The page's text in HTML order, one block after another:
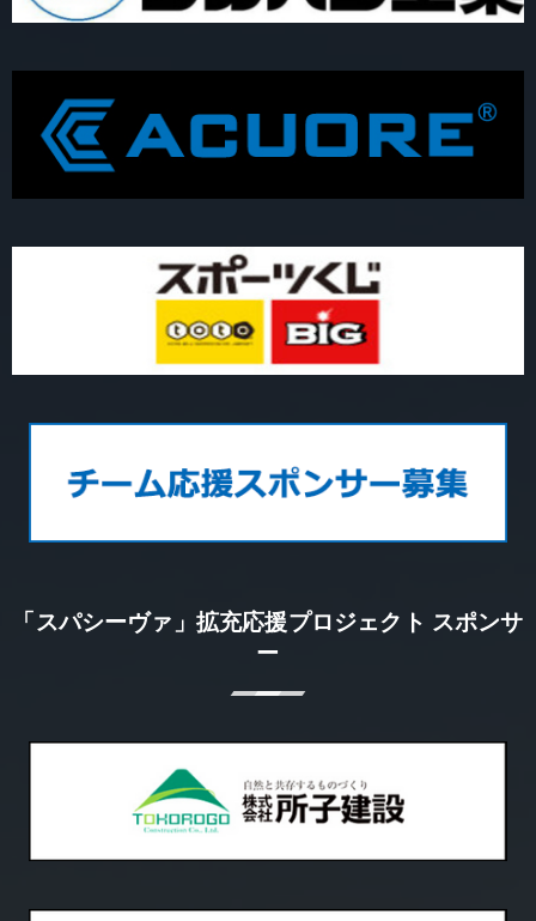
「スパシーヴァ」拡充応援プロジェクト スポンサ
ー